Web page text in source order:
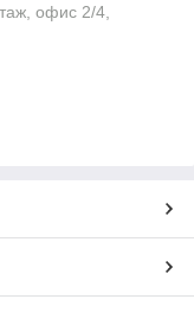
офис 2/4,